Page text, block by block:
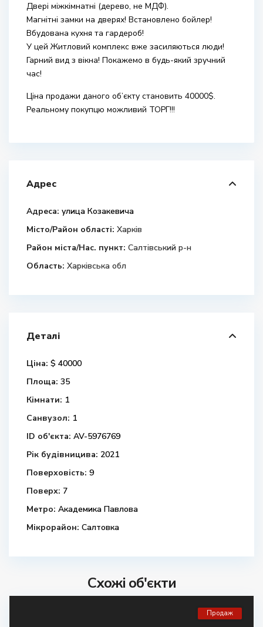
Двері міжкімнатні (дерево, не МДФ).
Магнітні замки на дверях! Встановлено бойлер!
Вбудована кухня та гардероб!
У цей Житловий комплекс вже засиляються люди!
Гарний вид з вікна! Покажемо в будь-який зручний
час!
Ціна продажи даного об’єкту становить 40000$.
Реальному покупцю можливий ТОРГ!!!
Адрес
Адреса: улица Козакевича
Місто/Район області: Харків
Район міста/Нас. пункт: Салтівський р-н
Область: Харківська обл
Деталі
Ціна: $ 40000
Площа: 35
Кімнати: 1
Санвузол: 1
ID об'єкта: AV-5976769
Рік будівницива: 2021
Поверховість: 9
Поверх: 7
Метро: Академика Павлова
Мікрорайон: Салтовка
Схожі об'єкти
Продаж